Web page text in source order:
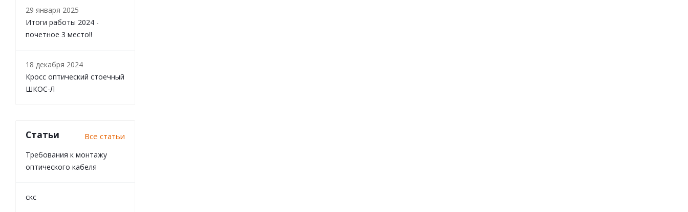
29 января 2025
Итоги работы 2024 -
почетное 3 место!!
18 декабря 2024
Кросс оптический стоечный
ШКОС-Л
Статьи Все статьи
Требования к монтажу
оптического кабеля
скс